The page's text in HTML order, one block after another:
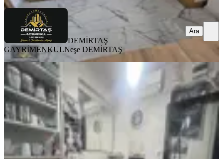
DEMİRTAŞ
GAYRİMENKULNeşe DEMİRTAŞ
Ara
%2
Şehzade'den Bayram Yerin'deki İşlek
Çay Ocağı Satılıktır
Merkezefendi, Saraylar Mahallesi
7 m²· Düz Giriş (Zemin)· 19.05.2026
2.100.000 ₺